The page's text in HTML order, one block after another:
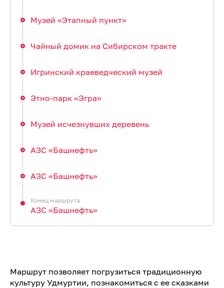
Музей «Этапный пункт»
Чайный домик на Сибирском тракте
Игринский краеведческий музей
Этно-парк «Эгра»
Музей исчезнувших деревень
АЗС «Башнефть»
АЗС «Башнефть»
АЗС «Башнефть»
Маршрут позволяет погрузиться традиционную
культуру Удмуртии, познакомиться с ее сказками